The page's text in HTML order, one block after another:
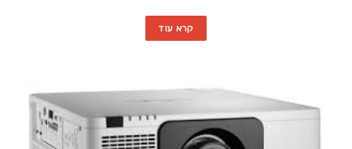
קרא עוד